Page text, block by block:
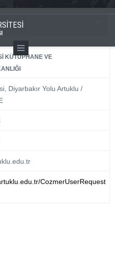
KÜTÜPHANE VE
Diyarbakır Yolu Artuklu /
CozmerUserRequest